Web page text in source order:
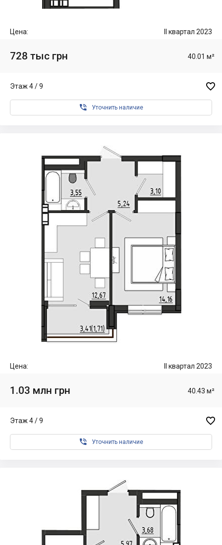
Цена: II квартал 2023
728 тыс грн 40.01 м²
Этаж 4 / 9 
 Уточнить наличие
Цена: II квартал 2023
1.03 млн грн 40.43 м²
Этаж 4 / 9 
 Уточнить наличие